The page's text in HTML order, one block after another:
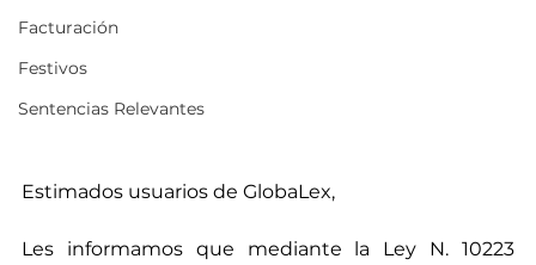
Facturación
Festivos
Sentencias Relevantes
Estimados usuarios de GlobaLex,
Les informamos que mediante la Ley N. 10223